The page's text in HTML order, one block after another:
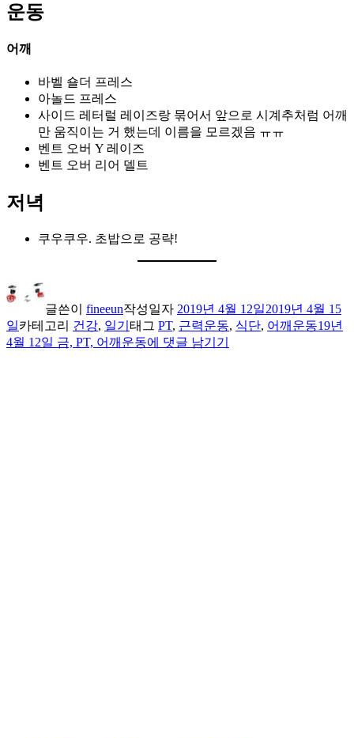
운동
어깨
바벨 숄더 프레스
아놀드 프레스
사이드 레터럴 레이즈랑 묶어서 앞으로 시계추처럼 어깨
만 움직이는 거 했는데 이름을 모르겠음 ㅠㅠ
벤트 오버 Y 레이즈
벤트 오버 리어 델트
저녁
쿠우쿠우. 초밥으로 공략!
글쓴이 fineeun작성일자 2019년 4월 12일2019년 4월 15
일카테고리 건강, 일기 태그 PT, 근력운동, 식단, 어깨운동19년
4월 12일 금, PT, 어깨운동에 댓글 남기기